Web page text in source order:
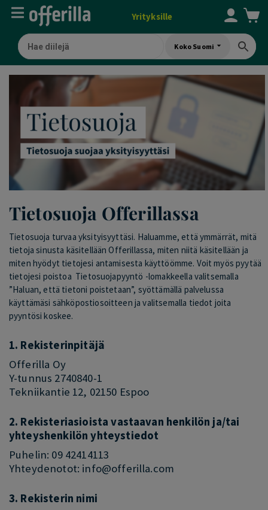
Yrityksille
Koko Suomi
Tietosuoja Offerillassa
Tietosuoja turvaa yksityisyyttäsi. Haluamme, että ymmärrät, mitä
tietoja sinusta käsitellään Offerillassa, miten niitä käsitellään ja
miten hyödyt tietojesi antamisesta käyttöömme. Voit myös pyytää
tietojesi poistoa Tietosuojapyyntö -lomakkeella valitsemalla
”Haluan, että tietoni poistetaan”, syöttämällä palvelussa
käyttämäsi sähköpostiosoitteen ja valitsemalla tiedot joita
pyyntösi koskee.
1. Rekisterinpitäjä
Offerilla Oy
Y-tunnus 2740840-1
Tekniikantie 12, 02150 Espoo
2. Rekisteriasioista vastaavan henkilön ja/tai
yhteyshenkilön yhteystiedot
Puhelin: 09 42414113
Yhteydenotot: info@offerilla.com
3. Rekisterin nimi